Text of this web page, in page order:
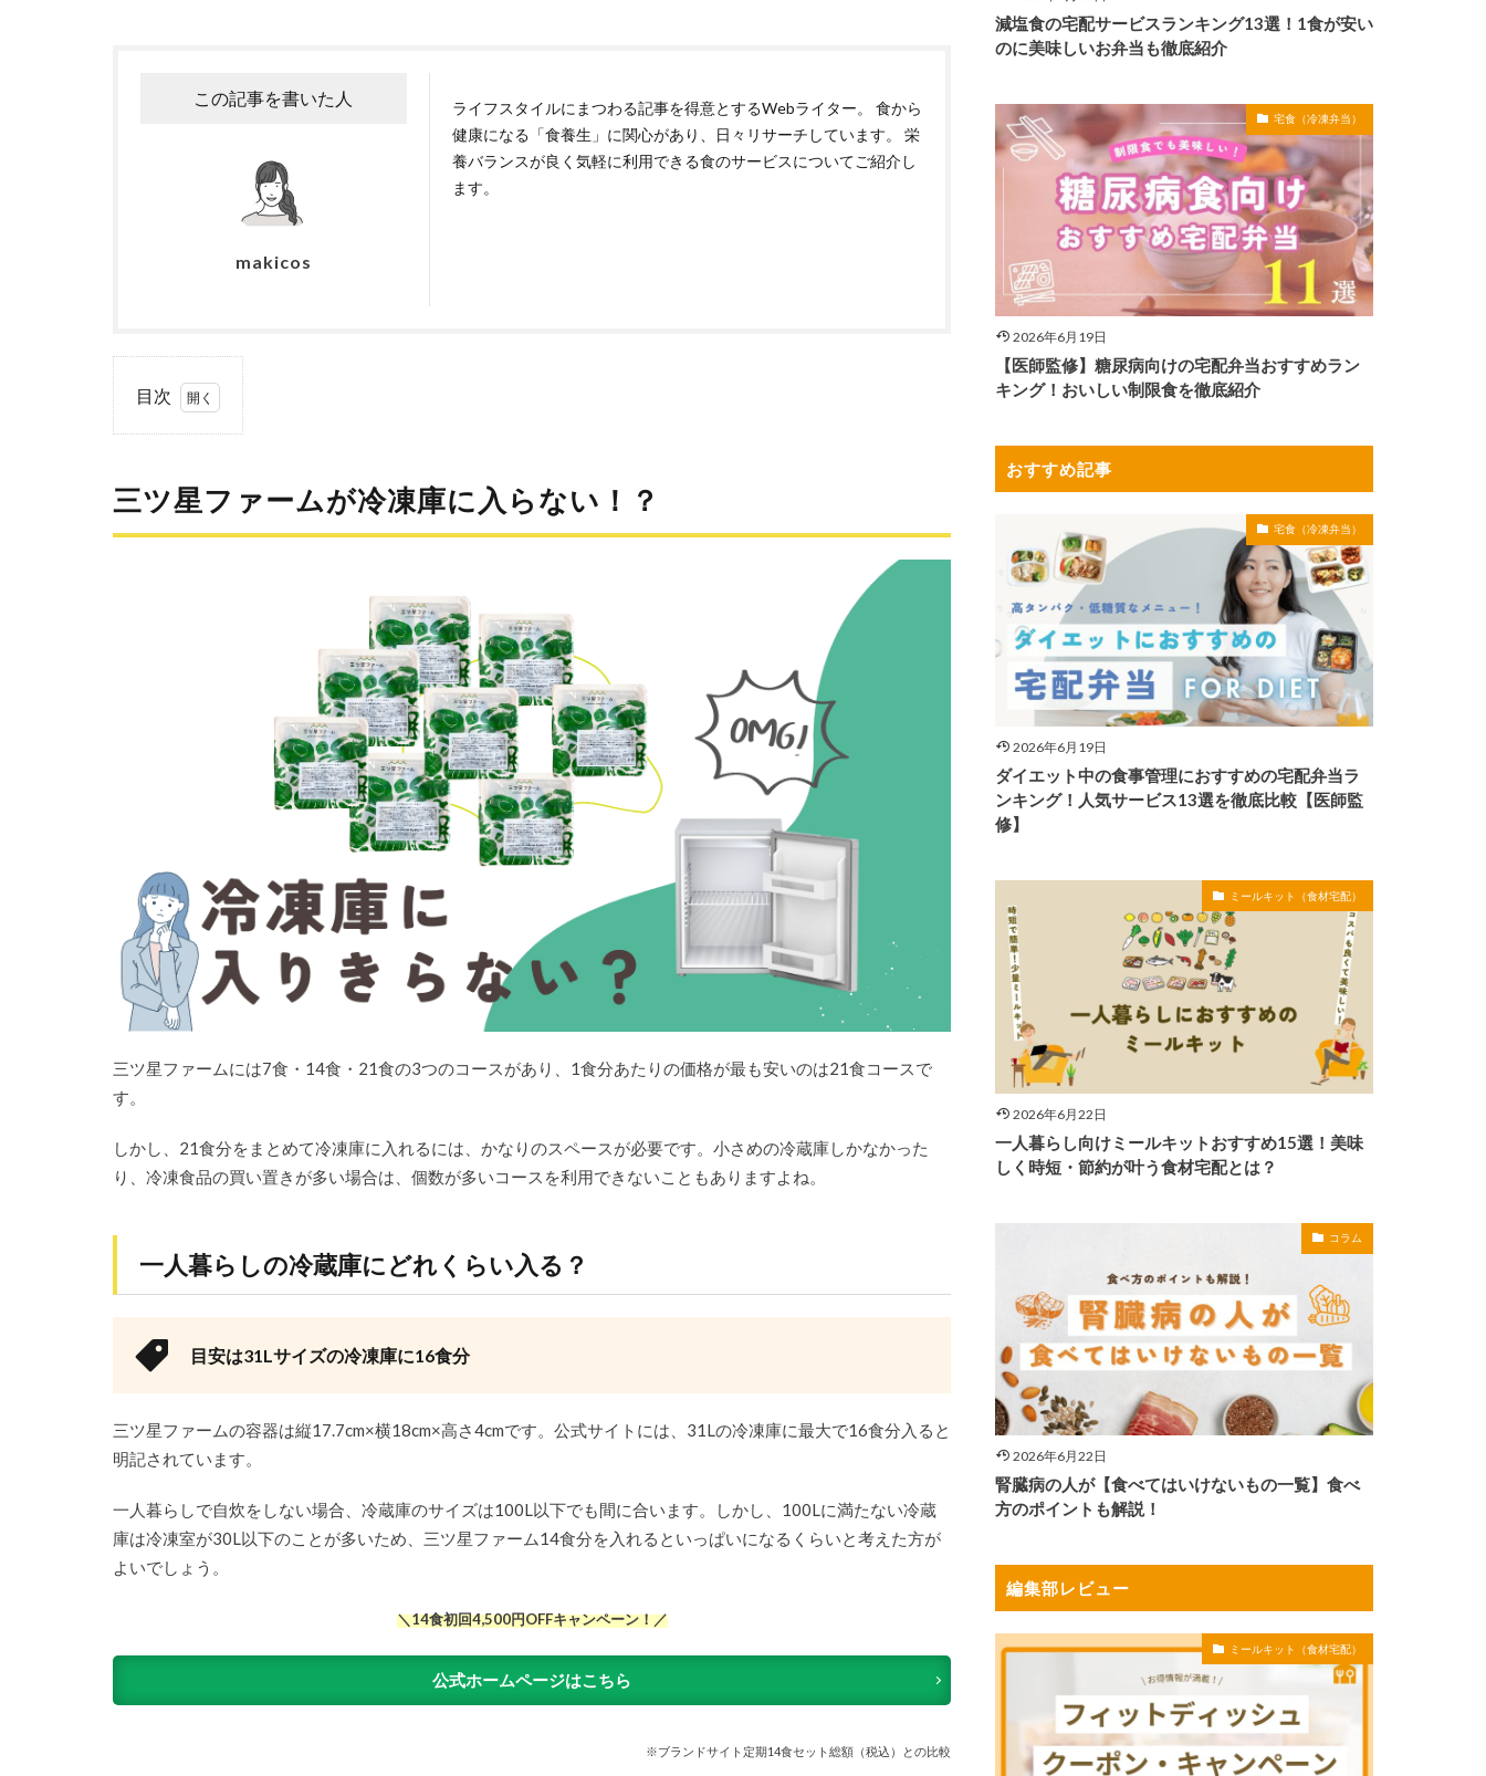
この記事を書いた人
makicos
ライフスタイルにまつわる記事を得意とするWebライター。 食から
健康になる「食養生」に関心があり、日々リサーチしています。 栄
養バランスが良く気軽に利用できる食のサービスについてご紹介し
ます。
目次
が冷凍
三ツ
星フ
ァー
ムの
「冷
凍庫
トプ
がお
すす
め！
プラ
ンの
申し
方法
は？
冷凍
庫の
さや
サイ
ズ
は？
タル
違い
三ツ星ファームが冷凍庫に入らない！？
三ツ星ファームには7食・14食・21食の3つのコースがあり、1食分あたりの価格が最も安いのは21食コースで
す。
しかし、21食分をまとめて冷凍庫に入れるには、かなりのスペースが必要です。小さめの冷蔵庫しかなかった
り、冷凍食品の買い置きが多い場合は、個数が多いコースを利用できないこともありますよね。
一人暮らしの冷蔵庫にどれくらい入る？
目安は31Lサイズの冷凍庫に16食分
三ツ星ファームの容器は縦17.7cm×横18cm×高さ4cmです。公式サイトには、31Lの冷凍庫に最大で16食分入ると
明記されています。
一人暮らしで自炊をしない場合、冷蔵庫のサイズは100L以下でも間に合います。しかし、100Lに満たない冷蔵
庫は冷凍室が30L以下のことが多いため、三ツ星ファーム14食分を入れるといっぱいになるくらいと考えた方が
よいでしょう。
＼14食初回4,500円OFFキャンペーン！／
公式ホームページはこちら
※ブランドサイト定期14食セット総額（税込）との比較
減塩食の宅配サービスランキング13選！1食が安い
のに美味しいお弁当も徹底紹介
宅食（冷凍弁当）
2026年6月19日
【医師監修】糖尿病向けの宅配弁当おすすめラン
キング！おいしい制限食を徹底紹介
おすすめ記事
宅食（冷凍弁当）
2026年6月19日
ダイエット中の食事管理におすすめの宅配弁当ラ
ンキング！人気サービス13選を徹底比較【医師監
修】
ミールキット（食材宅配）
2026年6月22日
一人暮らし向けミールキットおすすめ15選！美味
しく時短・節約が叶う食材宅配とは？
コラム
2026年6月22日
腎臓病の人が【食べてはいけないもの一覧】食べ
方のポイントも解説！
編集部レビュー
ミールキット（食材宅配）